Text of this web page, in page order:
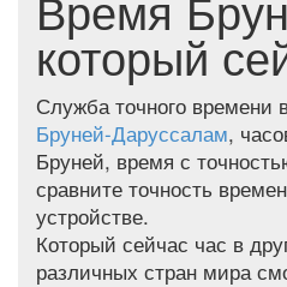
который
Служба точного времени
Бруней-Даруссалам,
Бруней, время с
сравните точность
устройстве.
Который сейчас час в
различных стран мира